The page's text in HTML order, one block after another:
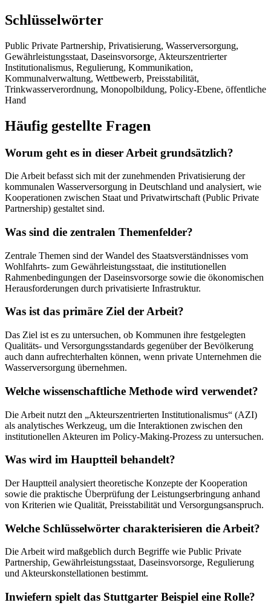
Schlüsselwörter
Public Private Partnership, Privatisierung, Wasserversorgung,
Gewährleistungsstaat, Daseinsvorsorge, Akteurszentrierter
Institutionalismus, Regulierung, Kommunikation,
Kommunalverwaltung, Wettbewerb, Preisstabilität,
Trinkwasserverordnung, Monopolbildung, Policy-Ebene, öffentliche
Hand
Häufig gestellte Fragen
Worum geht es in dieser Arbeit grundsätzlich?
Die Arbeit befasst sich mit der zunehmenden Privatisierung der
kommunalen Wasserversorgung in Deutschland und analysiert, wie
Kooperationen zwischen Staat und Privatwirtschaft (Public Private
Partnership) gestaltet sind.
Was sind die zentralen Themenfelder?
Zentrale Themen sind der Wandel des Staatsverständnisses vom
Wohlfahrts- zum Gewährleistungsstaat, die institutionellen
Rahmenbedingungen der Daseinsvorsorge sowie die ökonomischen
Herausforderungen durch privatisierte Infrastruktur.
Was ist das primäre Ziel der Arbeit?
Das Ziel ist es zu untersuchen, ob Kommunen ihre festgelegten
Qualitäts- und Versorgungsstandards gegenüber der Bevölkerung
auch dann aufrechterhalten können, wenn private Unternehmen die
Wasserversorgung übernehmen.
Welche wissenschaftliche Methode wird verwendet?
Die Arbeit nutzt den „Akteurszentrierten Institutionalismus“ (AZI)
als analytisches Werkzeug, um die Interaktionen zwischen den
institutionellen Akteuren im Policy-Making-Prozess zu untersuchen.
Was wird im Hauptteil behandelt?
Der Hauptteil analysiert theoretische Konzepte der Kooperation
sowie die praktische Überprüfung der Leistungserbringung anhand
von Kriterien wie Qualität, Preisstabilität und Versorgungsanspruch.
Welche Schlüsselwörter charakterisieren die Arbeit?
Die Arbeit wird maßgeblich durch Begriffe wie Public Private
Partnership, Gewährleistungsstaat, Daseinsvorsorge, Regulierung
und Akteurskonstellationen bestimmt.
Inwiefern spielt das Stuttgarter Beispiel eine Rolle?